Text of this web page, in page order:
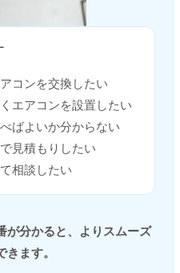
コンを交換したい
エアコンを設置したい
ばよいか分からない
見積もりしたい
相談したい
が分かると、よりスムーズ
きます。